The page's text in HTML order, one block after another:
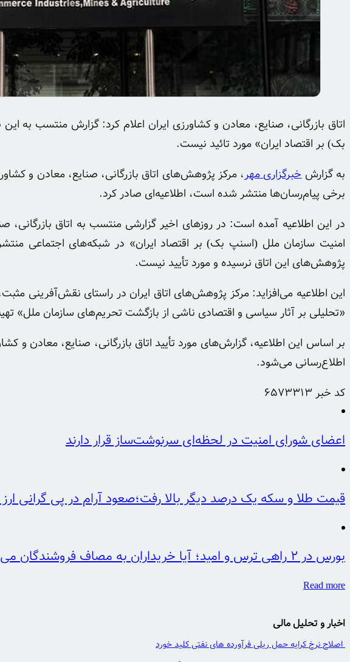
اتاق بازرگانی، صنایع، معادن و کشاورزی ایران اعلام کرد: گزارش منتسب به
بک) بر اقتصاد ایران» مورد تائید نیست.
به گزارشخبرگزاری مهر، مرکز پژوهش‌های اتاق بازرگانی، صنایع، معادن و
برخی پیام‌رسان‌ها منتشر شده است، اطلاعیه‌ای صادر کرد.
در این اطلاعیه آمده است: در روزهای اخیر گزارشی منتسب به اتاق
امنیت سازمان ملل (اسنپ بک) بر اقتصاد ایران» در شبکه‌های اجتماعی
پژوهش‌های این اتاق نرسیده و مورد تأیید نیست.
این اطلاعیه می‌افزاید: مرکز پژوهش‌های اتاق ایران در راستای
«تحلیلی بر آثار سیاسی و اقتصادی ناشی از بازگشت تحریم‌های سازمان ملل»
بر اساس این اطلاعیه، گزارش‌های مورد تأیید اتاق بازرگانی، صنایع، معادن
اطلاع‌رسانی می‌شود.
کد خبر 6573313
اعضای شورای امنیت در لحظه‌ای سرنوشت‌ساز قرار دارند
قیمت طلا و سکه یک درصد دیگر بالا رفت؛صعود آرام در پی گرانی
بورس در ۲ راهی ترس و امید؛ آیا خریداران به مصاف فروشندگان می‌آیند؟
Read more
اخبار و تحلیل مالی
اصلاح نرخ کرایه حمل ریلی فرآورده های نفتی کلید خورد